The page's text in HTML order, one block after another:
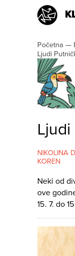
Početna —
Ljudi
NIKOLINA
KOREN
Neki od
ove
15. 7. do